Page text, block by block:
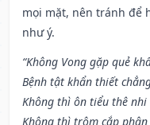
mọi mặt, nên tránh để
như ý.
“Không Vong gặp quẻ
Bệnh tật khẩn thiết
Không thì ôn tiểu thê nhi
Không thì trộm cắp